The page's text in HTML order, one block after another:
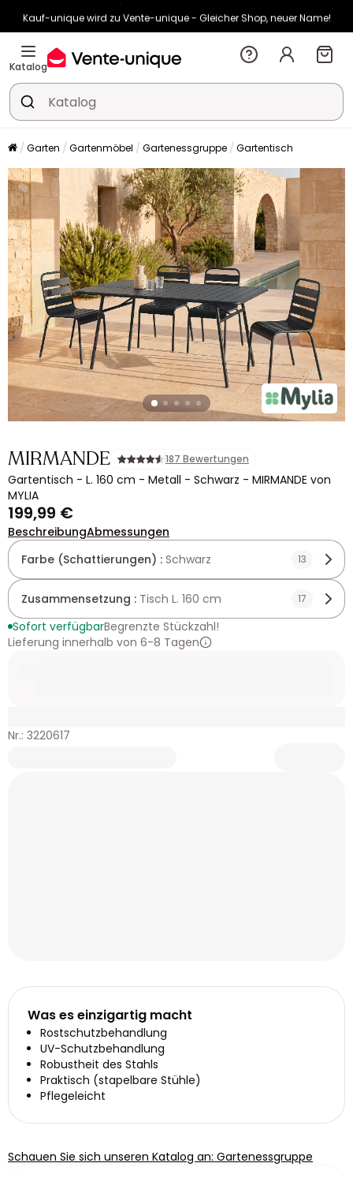
Kauf-unique wird zu Vente-unique - Gleicher Shop, neuer Name!
-10% ab 450€ mitENJOY10auf Vente-unique-Produkte
Noch:
Katalog
Garten Gartenmöbel Gartenessgruppe Gartentisch
MIRMANDE 187 Bewertungen
Gartentisch - L. 160 cm - Metall - Schwarz - MIRMANDE von
MYLIA
199,99 €
BeschreibungAbmessungen
Farbe (Schattierungen) : Schwarz 13
Zusammensetzung : Tisch L. 160 cm 17
Sofort verfügbarBegrenzte Stückzahl!
Lieferung innerhalb von 6-8 Tagen
Nr.: 3220617
Was es einzigartig macht
Rostschutzbehandlung
UV-Schutzbehandlung
Robustheit des Stahls
Praktisch (stapelbare Stühle)
Pflegeleicht
Schauen Sie sich unseren Katalog an: Gartenessgruppe